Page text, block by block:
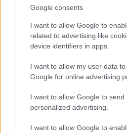
Google consents
I want to allow Google to
related to advertising like
device identifiers in apps.
I want to allow my user data
Google for online advertising
I want to allow Google to send
personalized advertising.
I want to allow Google to